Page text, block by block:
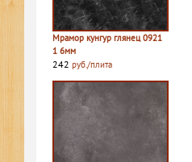
Мрамор кунгур глянец 0921
1 6мм
242 руб./плита